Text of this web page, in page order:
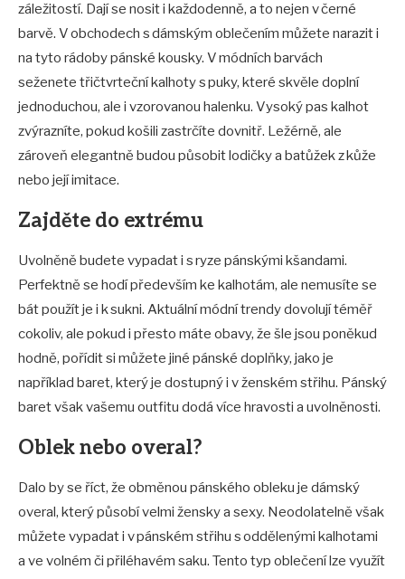
záležitostí. Dají se nosit i každodenně, a to nejen v černé
barvě. V obchodech s dámským oblečením můžete narazit i
na tyto rádoby pánské kousky. V módních barvách
seženete třičtvrteční kalhoty s puky, které skvěle doplní
jednoduchou, ale i vzorovanou halenku. Vysoký pas kalhot
zvýrazníte, pokud košili zastrčíte dovnitř. Ležérně, ale
zároveň elegantně budou působit lodičky a batůžek z kůže
nebo její imitace.
Zajděte do extrému
Uvolněně budete vypadat i s ryze pánskými kšandami.
Perfektně se hodí především ke kalhotám, ale nemusíte se
bát použít je i k sukni. Aktuální módní trendy dovolují téměř
cokoliv, ale pokud i přesto máte obavy, že šle jsou poněkud
hodně, pořídit si můžete jiné pánské doplňky, jako je
například baret, který je dostupný i v ženském střihu. Pánský
baret však vašemu outfitu dodá více hravosti a uvolněnosti.
Oblek nebo overal?
Dalo by se říct, že obměnou pánského obleku je dámský
overal, který působí velmi žensky a sexy. Neodolatelně však
můžete vypadat i v pánském střihu s oddělenými kalhotami
a ve volném či přiléhavém saku. Tento typ oblečení lze využít